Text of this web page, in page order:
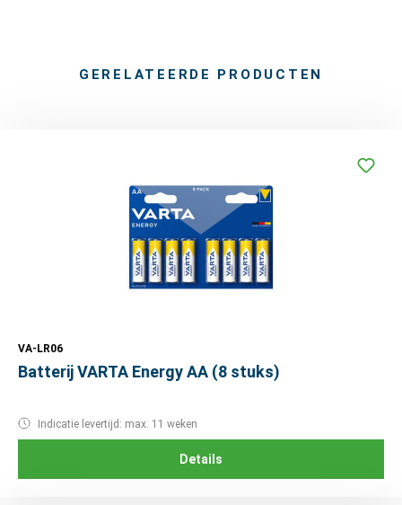
GERELATEERDE PRODUCTEN
VA-LR06
Batterij VARTA Energy AA (8 stuks)
Indicatie levertijd: max. 11 weken
Details